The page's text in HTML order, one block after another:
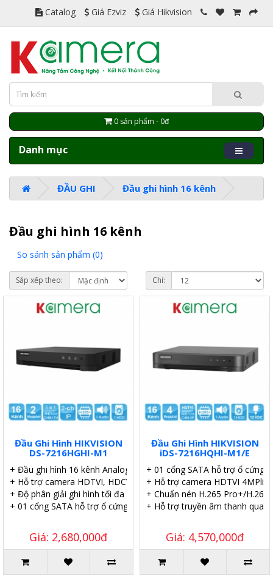
Catalog Giá Ezviz Giá Hikvision
0 sản phẩm - 0đ
Danh mục
ĐẦU GHI Đầu ghi hình 16 kênh
Đầu ghi hình 16 kênh
So sánh sản phẩm (0)
Sắp xếp theo: Chỉ:
Đầu Ghi Hình HIKVISION
DS-7216HGHI-M1
+ Đầu ghi hình 16 kênh Analog 2.0MP.
+ Hỗ trợ camera HDTVI, HDCVI, AHD, Analog.
+ Độ phân giải ghi hình tối đa 1080p.
+ 01 cổng SATA hỗ trợ ổ cứng tối đa 4TB.
Giá: 2,680,000đ
Đầu Ghi Hình HIKVISION
iDS-7216HQHI-M1/E
+ 01 cổng SATA hỗ trợ ổ cứng
+ Hỗ trợ camera HDTVI
+ Chuẩn nén H.265 Pro+/H.265
+ Hỗ trợ truyền âm thanh qua
Giá: 4,570,000đ